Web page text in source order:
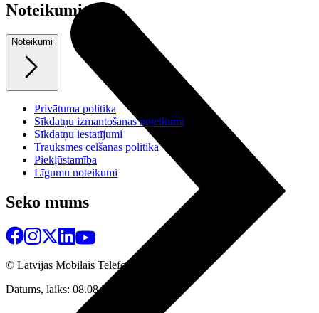
Noteikumi
Noteikumi
Privātuma politika
Sīkdatņu izmantošanas noteikumi
Sīkdatņu iestatījumi
Trauksmes celšanas politika
Piekļūstamība
Līgumu noteikumi
Seko mums
© Latvijas Mobilais Telefons
Datums, laiks: 08.08.2026 08:43